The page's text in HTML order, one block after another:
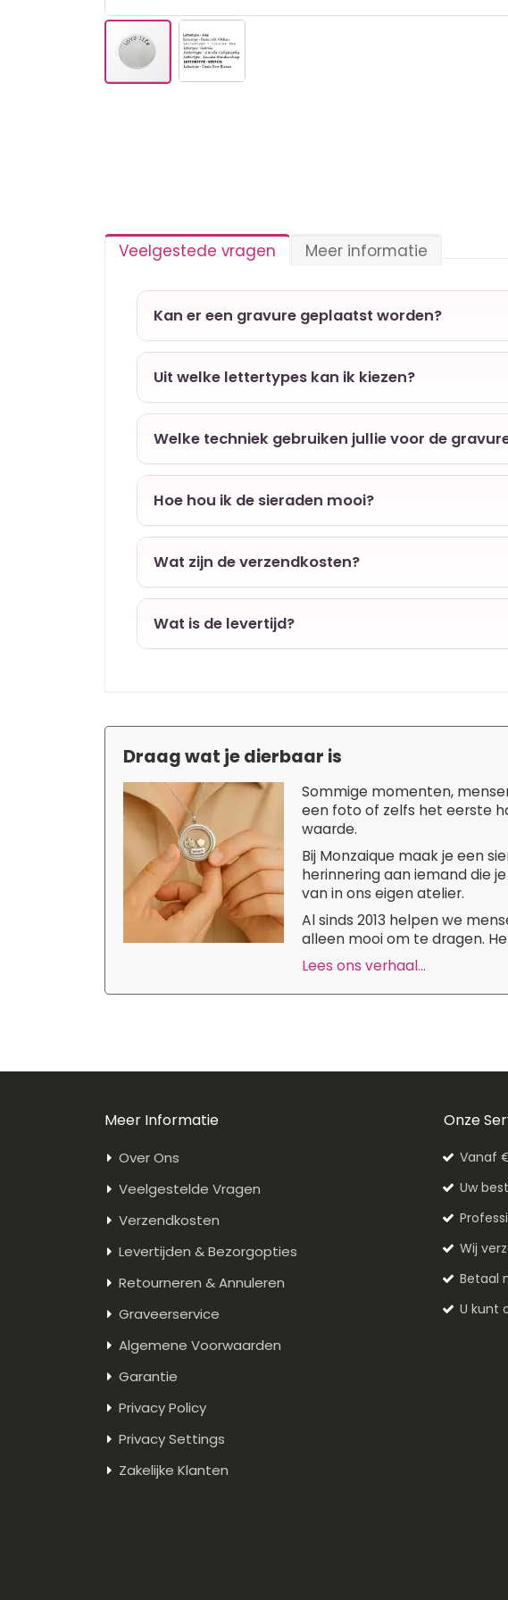
Veelgestede vragen
Kan er een gravure geplaatst worden?
Uit welke lettertypes kan ik kiezen?
Welke techniek gebruiken jullie voor de
Hoe hou ik de sieraden mooi?
Wat zijn de verzendkosten?
Wat is de levertijd?
Meer informatie
Draag wat je dierbaar is
Sommige momenten,
een foto of zelfs het eerste
waarde.
Bij Monzaique maak je een
herinnering aan iemand die
van in ons eigen atelier.
Al sinds 2013 helpen we
alleen mooi om te dragen.
Lees ons verhaal...
Meer Informatie
Over Ons
Veelgestelde Vragen
Verzendkosten
Levertijden & Bezorgopties
Retourneren & Annuleren
Graveerservice
Algemene Voorwaarden
Garantie
Privacy Policy
Privacy Settings
Zakelijke Klanten
Onze
Vanaf
Uw
Wij
Betaal
U kunt